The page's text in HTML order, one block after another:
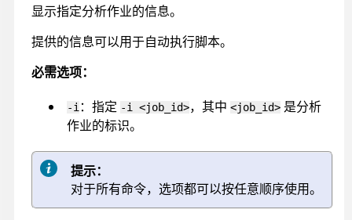
显示指定分析作业的信息。
提供的信息可以用于自动执行脚本。
必需选项：
-i ：指定 -i <job_id>，其中 <job_id> 是分析
作业的标识。
提示：
对于所有命令，选项都可以按任意顺序使用。